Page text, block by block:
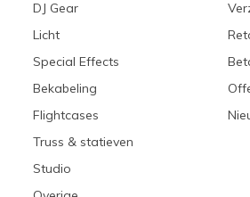
DJ Gear
Licht
Special Effects
Bekabeling
Flightcases
Truss & statieven
Studio